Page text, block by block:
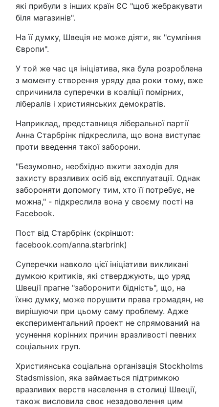
які прибули з інших країн ЄС "щоб жебракувати
біля магазинів".
На її думку, Швеція не може діяти, як "сумління
Європи".
У той же час ця ініціатива, яка була розроблена
з моменту створення уряду два роки тому, вже
спричинила суперечки в коаліції помірних,
лібералів і християнських демократів.
Наприклад, представниця ліберальної партії
Анна Старбрінк підкреслила, що вона виступає
проти введення такої заборони.
"Безумовно, необхідно вжити заходів для
захисту вразливих осіб від експлуатації. Однак
забороняти допомогу тим, хто її потребує, не
можна," - підкреслила вона у своєму пості на
Facebook.
Пост від Старбрінк (скріншот:
facebook.com/anna.starbrink)
Суперечки навколо цієї ініціативи викликані
думкою критиків, які стверджують, що уряд
Швеції прагне "заборонити бідність", що, на
їхню думку, може порушити права громадян, не
вирішуючи при цьому саму проблему. Адже
експериментальний проект не спрямований на
усунення корінних причин вразливості певних
соціальних груп.
Християнська соціальна організація Stockholms
Stadsmission, яка займається підтримкою
вразливих верств населення в столиці Швеції,
також висловила своє незадоволення цим